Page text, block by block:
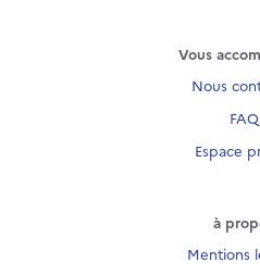
Vous
Nous
FAQ
Espace
à
Mentions